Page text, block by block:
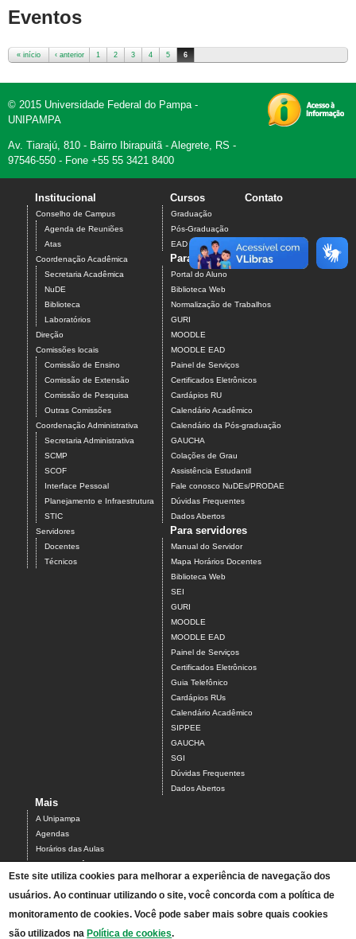
Eventos
« início ‹ anterior 1 2 3 4 5 6
© 2015 Universidade Federal do Pampa -
UNIPAMPA
Av. Tiarajú, 810 - Bairro Ibirapuitã - Alegrete, RS -
97546-550 - Fone +55 55 3421 8400
Institucional
Conselho de Campus
Agenda de Reuniões
Atas
Coordenação Acadêmica
Secretaria Acadêmica
NuDE
Biblioteca
Laboratórios
Direção
Comissões locais
Comissão de Ensino
Comissão de Extensão
Comissão de Pesquisa
Outras Comissões
Coordenação Administrativa
Secretaria Administrativa
SCMP
SCOF
Interface Pessoal
Planejamento e Infraestrutura
STIC
Servidores
Docentes
Técnicos
Cursos
Graduação
Pós-Graduação
EAD
Contato
Para estudantes
Portal do Aluno
Biblioteca Web
Normalização de Trabalhos
GURI
MOODLE
MOODLE EAD
Painel de Serviços
Certificados Eletrônicos
Cardápios RU
Calendário Acadêmico
Calendário da Pós-graduação
GAUCHA
Colações de Grau
Assistência Estudantil
Fale conosco NuDEs/PRODAE
Dúvidas Frequentes
Dados Abertos
Para servidores
Manual do Servidor
Mapa Horários Docentes
Biblioteca Web
SEI
GURI
MOODLE
MOODLE EAD
Painel de Serviços
Certificados Eletrônicos
Guia Telefônico
Cardápios RUs
Calendário Acadêmico
SIPPEE
GAUCHA
SGI
Dúvidas Frequentes
Dados Abertos
Mais
A Unipampa
Agendas
Horários das Aulas
Centro Acadêmico do Campus Alegrete
Estrutura Organizacional
PDI 2019-2023
Orientações de segurança
Este site utiliza cookies para melhorar a experiência de navegação dos
usuários. Ao continuar utilizando o site, você concorda com a política de
monitoramento de cookies. Você pode saber mais sobre quais cookies
são utilizados na Política de cookies.